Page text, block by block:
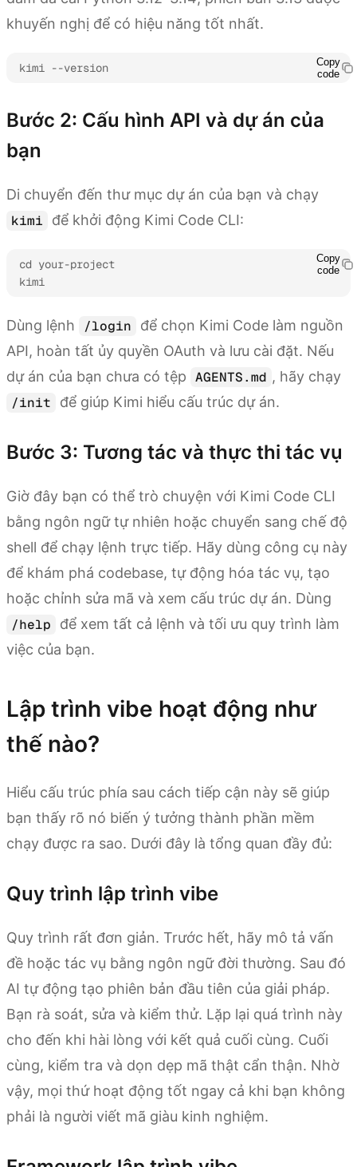
khuyến nghị để có hiệu năng tốt nhất.
kimi --version
Copy
code
Bước 2: Cấu hình API và dự án của
bạn
Di chuyển đến thư mục dự án của bạn và chạy
kimi
để khởi động Kimi Code CLI:
cd your-project
kimi
Copy
code
Dùng lệnh /login
để chọn Kimi Code làm nguồn
API, hoàn tất ủy quyền OAuth và lưu cài đặt. Nếu
dự án của bạn chưa có tệp AGENTS.md , hãy chạy
/init
để giúp Kimi hiểu cấu trúc dự án.
Bước 3: Tương tác và thực thi tác vụ
Giờ đây bạn có thể trò chuyện với Kimi Code CLI
bằng ngôn ngữ tự nhiên hoặc chuyển sang chế độ
shell để chạy lệnh trực tiếp. Hãy dùng công cụ này
để khám phá codebase, tự động hóa tác vụ, tạo
hoặc chỉnh sửa mã và xem cấu trúc dự án. Dùng
/help
để xem tất cả lệnh và tối ưu quy trình làm
việc của bạn.
Lập trình vibe hoạt động như
thế nào?
Hiểu cấu trúc phía sau cách tiếp cận này sẽ giúp
bạn thấy rõ nó biến ý tưởng thành phần mềm
chạy được ra sao. Dưới đây là tổng quan đầy đủ:
Quy trình lập trình vibe
Quy trình rất đơn giản. Trước hết, hãy mô tả vấn
đề hoặc tác vụ bằng ngôn ngữ đời thường. Sau đó
AI tự động tạo phiên bản đầu tiên của giải pháp.
Bạn rà soát, sửa và kiểm thử. Lặp lại quá trình này
cho đến khi hài lòng với kết quả cuối cùng. Cuối
cùng, kiểm tra và dọn dẹp mã thật cẩn thận. Nhờ
vậy, mọi thứ hoạt động tốt ngay cả khi bạn không
phải là người viết mã giàu kinh nghiệm.